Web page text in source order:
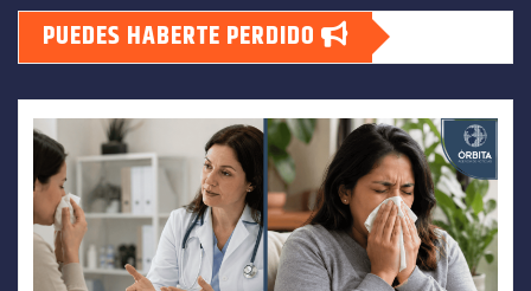
PUEDES HABERTE PERDIDO